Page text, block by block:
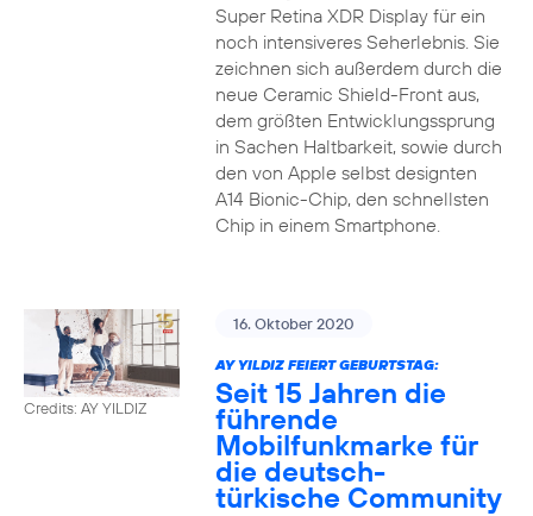
Super Retina XDR Display für ein
noch intensiveres Seherlebnis. Sie
zeichnen sich außerdem durch die
neue Ceramic Shield-Front aus,
dem größten Entwicklungssprung
in Sachen Haltbarkeit, sowie durch
den von Apple selbst designten
A14 Bionic-Chip, den schnellsten
Chip in einem Smartphone.
Credits: AY YILDIZ
16. Oktober 2020
AY YILDIZ FEIERT GEBURTSTAG:
Seit 15 Jahren die
führende
Mobilfunkmarke für
die deutsch-
türkische Community